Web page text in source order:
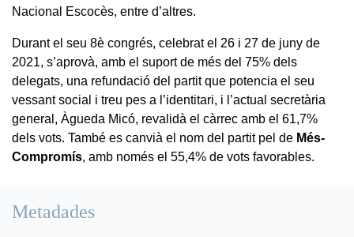
Nacional Escocès, entre d’altres.
Durant el seu 8è congrés, celebrat el 26 i 27 de juny de
2021, s’aprovà, amb el suport de més del 75% dels
delegats, una refundació del partit que potencia el seu
vessant social i treu pes a l’identitari, i l’actual secretària
general, Àgueda Micó, revalidà el càrrec amb el 61,7%
dels vots. També es canvià el nom del partit pel de Més-
Compromís, amb només el 55,4% de vots favorables.
Metadades